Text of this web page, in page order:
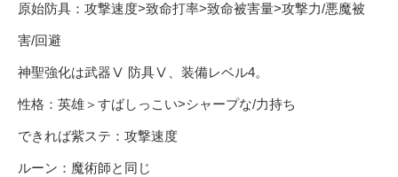
原始防具：攻撃速度>致命打率>致命被害量>攻撃力/悪魔被
害/回避
神聖強化は武器Ⅴ 防具Ⅴ、装備レベル4。
性格：英雄＞すばしっこい>シャープな/力持ち
できれば紫ステ：攻撃速度
ルーン：魔術師と同じ